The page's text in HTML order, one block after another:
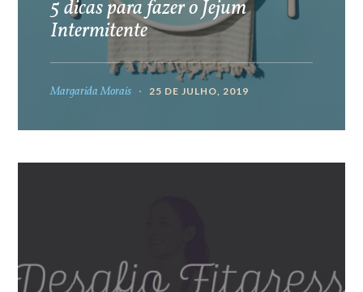
5 dicas para fazer o Jejum
Intermitente
Margarida Morais 25 DE JULHO, 2019